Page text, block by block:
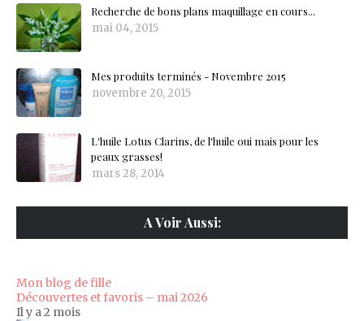
Recherche de bons plans maquillage en cours...
mai 04, 2015
Mes produits terminés - Novembre 2015
novembre 20, 2015
L'huile Lotus Clarins, de l'huile oui mais pour les
peaux grasses!
mars 28, 2014
A Voir Aussi:
Mon blog de fille
Découvertes et favoris – mai 2026
Il y a 2 mois